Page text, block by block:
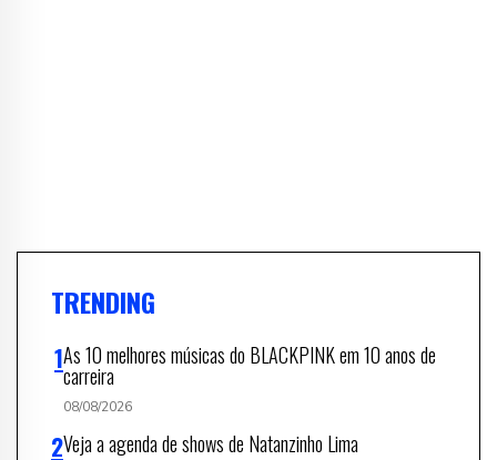
TRENDING
As 10 melhores músicas do BLACKPINK em 10 anos de
carreira
08/08/2026
Veja a agenda de shows de Natanzinho Lima